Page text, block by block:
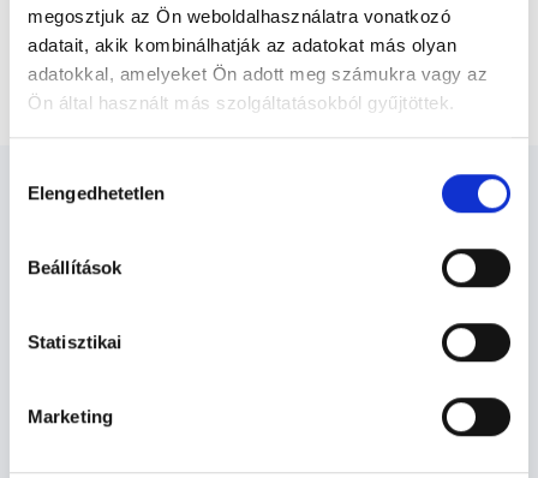
megosztjuk az Ön weboldalhasználatra vonatkozó
adatait, akik kombinálhatják az adatokat más olyan
adatokkal, amelyeket Ön adott meg számukra vagy az
Ön által használt más szolgáltatásokból gyűjtöttek.
szabályzat:https://foglaljorvost.hu/info/foglaljorvost-
kiválasztása
Elengedhetetlen
Beállítások
Statisztikai
Marketing
Főoldal Ultrahangos szakorvos
Hasi vagy koponya UH (csecsemők részére)
Ultrahang TERÜLETHEZ KAPCSOLÓDÓ